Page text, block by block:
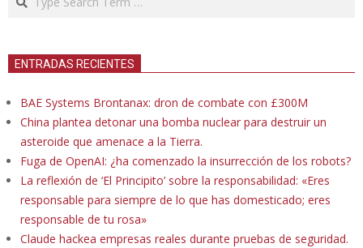
ENTRADAS RECIENTES
BAE Systems Brontanax: dron de combate con £300M
China plantea detonar una bomba nuclear para destruir un
asteroide que amenace a la Tierra.
Fuga de OpenAI: ¿ha comenzado la insurrección de los robots?
La reflexión de ‘El Principito’ sobre la responsabilidad: «Eres
responsable para siempre de lo que has domesticado; eres
responsable de tu rosa»
Claude hackea empresas reales durante pruebas de seguridad.